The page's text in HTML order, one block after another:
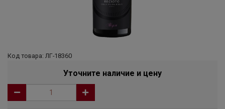
Код товара: ЛГ-18360
Уточните наличие и цену